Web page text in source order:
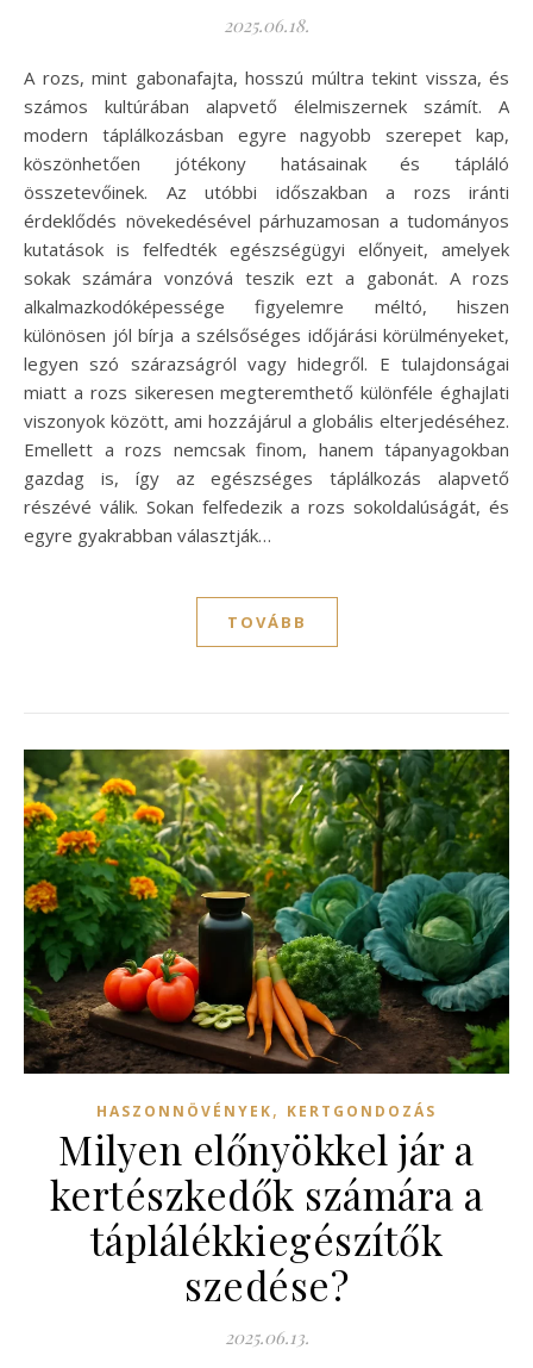
2025.06.18.
A rozs, mint gabonafajta, hosszú múltra tekint vissza, és
számos kultúrában alapvető élelmiszernek számít. A
modern táplálkozásban egyre nagyobb szerepet kap,
köszönhetően jótékony hatásainak és tápláló
összetevőinek. Az utóbbi időszakban a rozs iránti
érdeklődés növekedésével párhuzamosan a tudományos
kutatások is felfedték egészségügyi előnyeit, amelyek
sokak számára vonzóvá teszik ezt a gabonát. A rozs
alkalmazkodóképessége figyelemre méltó, hiszen
különösen jól bírja a szélsőséges időjárási körülményeket,
legyen szó szárazságról vagy hidegről. E tulajdonságai
miatt a rozs sikeresen megteremthető különféle éghajlati
viszonyok között, ami hozzájárul a globális elterjedéséhez.
Emellett a rozs nemcsak finom, hanem tápanyagokban
gazdag is, így az egészséges táplálkozás alapvető
részévé válik. Sokan felfedezik a rozs sokoldalúságát, és
egyre gyakrabban választják…
TOVÁBB
HASZONNÖVÉNYEK, KERTGONDOZÁS
Milyen előnyökkel jár a
kertészkedők számára a
táplálékkiegészítők
szedése?
2025.06.13.